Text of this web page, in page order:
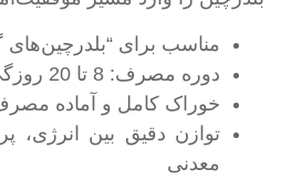
مناسب برای
دوره مصرف: 8 تا 20 روزگی
خوراک کامل و آماده
توازن دقیق بین انرژی،
معدنی